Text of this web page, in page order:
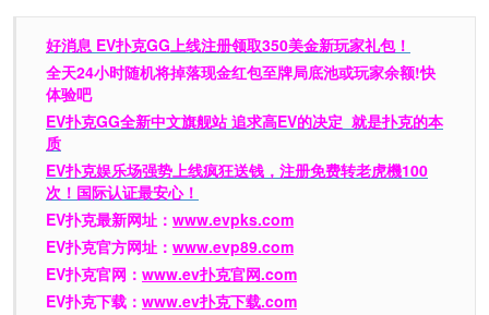
好消息 EV扑克GG上线注册领取350美金新玩家礼包！
全天24小时随机将掉落现金红包至牌局底池或玩家余额!快
体验吧
EV扑克GG全新中文旗舰站追求高EV的决定 就是扑克的本
质
EV扑克娱乐场强势上线疯狂送钱，注册免费转老虎機100
次！国际认证最安心！
EV扑克最新网址： www.evpks.com
EV扑克官方网址： www.evp89.com
EV扑克官网： www.ev扑克官网.com
EV扑克下载： www.ev扑克下载.com